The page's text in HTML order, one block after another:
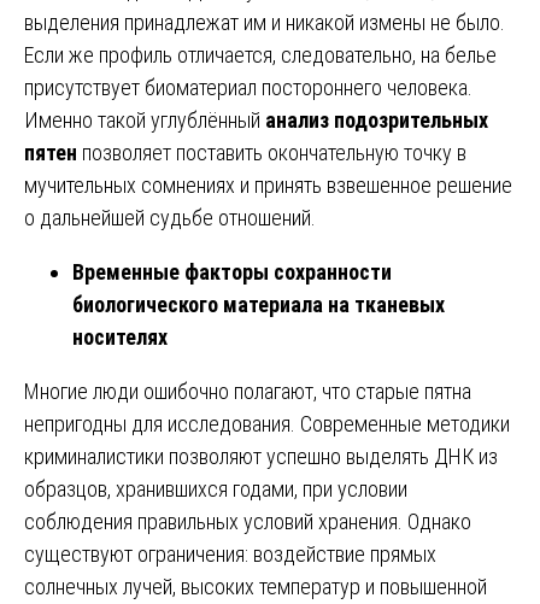
выделения принадлежат им и никакой измены не было.
Если же профиль отличается, следовательно, на белье
присутствует биоматериал постороннего человека.
Именно такой углублённый анализ подозрительных
пятен позволяет поставить окончательную точку в
мучительных сомнениях и принять взвешенное решение
о дальнейшей судьбе отношений.
Временные факторы сохранности
биологического материала на тканевых
носителях
Многие люди ошибочно полагают, что старые пятна
непригодны для исследования. Современные методики
криминалистики позволяют успешно выделять ДНК из
образцов, хранившихся годами, при условии
соблюдения правильных условий хранения. Однако
существуют ограничения: воздействие прямых
солнечных лучей, высоких температур и повышенной